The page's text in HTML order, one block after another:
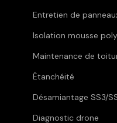
Entretien de
Isolation mousse
Maintenance de
Étanchéité
Désamiantage SS3/
Diagnostic drone